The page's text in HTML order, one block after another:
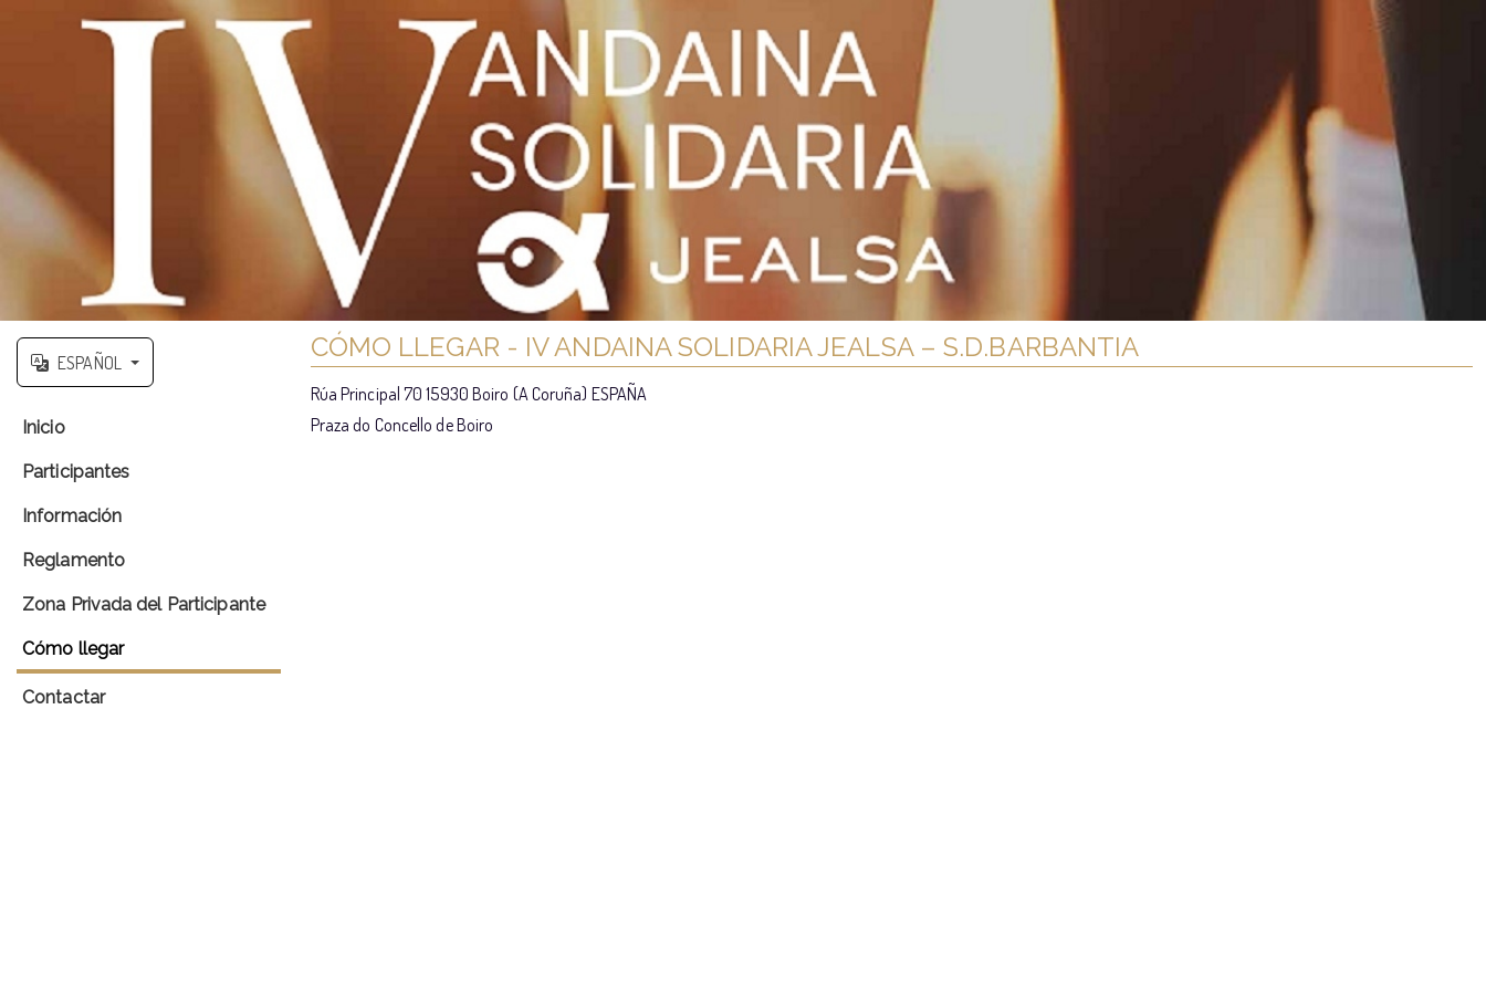
ESPAÑOL
Inicio
Participantes
Información
Reglamento
Zona Privada del Participante
Cómo llegar
Contactar
CÓMO LLEGAR - IV ANDAINA SOLIDARIA JEALSA – S.D.BARBANTIA
Rúa Principal 70 15930 Boiro (A Coruña) ESPAÑA
Praza do Concello de Boiro